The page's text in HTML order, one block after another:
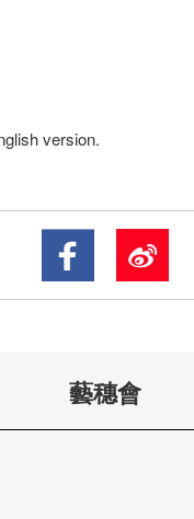
version.
藝穗會